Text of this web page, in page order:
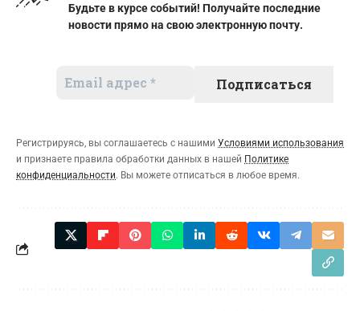
Будьте в курсе событий! Получайте последние
новости прямо на свою электронную почту.
Регистрируясь, вы соглашаетесь с нашими Условиями использования
и признаете правила обработки данных в нашей Политике
конфиденциальности. Вы можете отписаться в любое время.